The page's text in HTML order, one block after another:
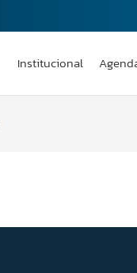
Institucional